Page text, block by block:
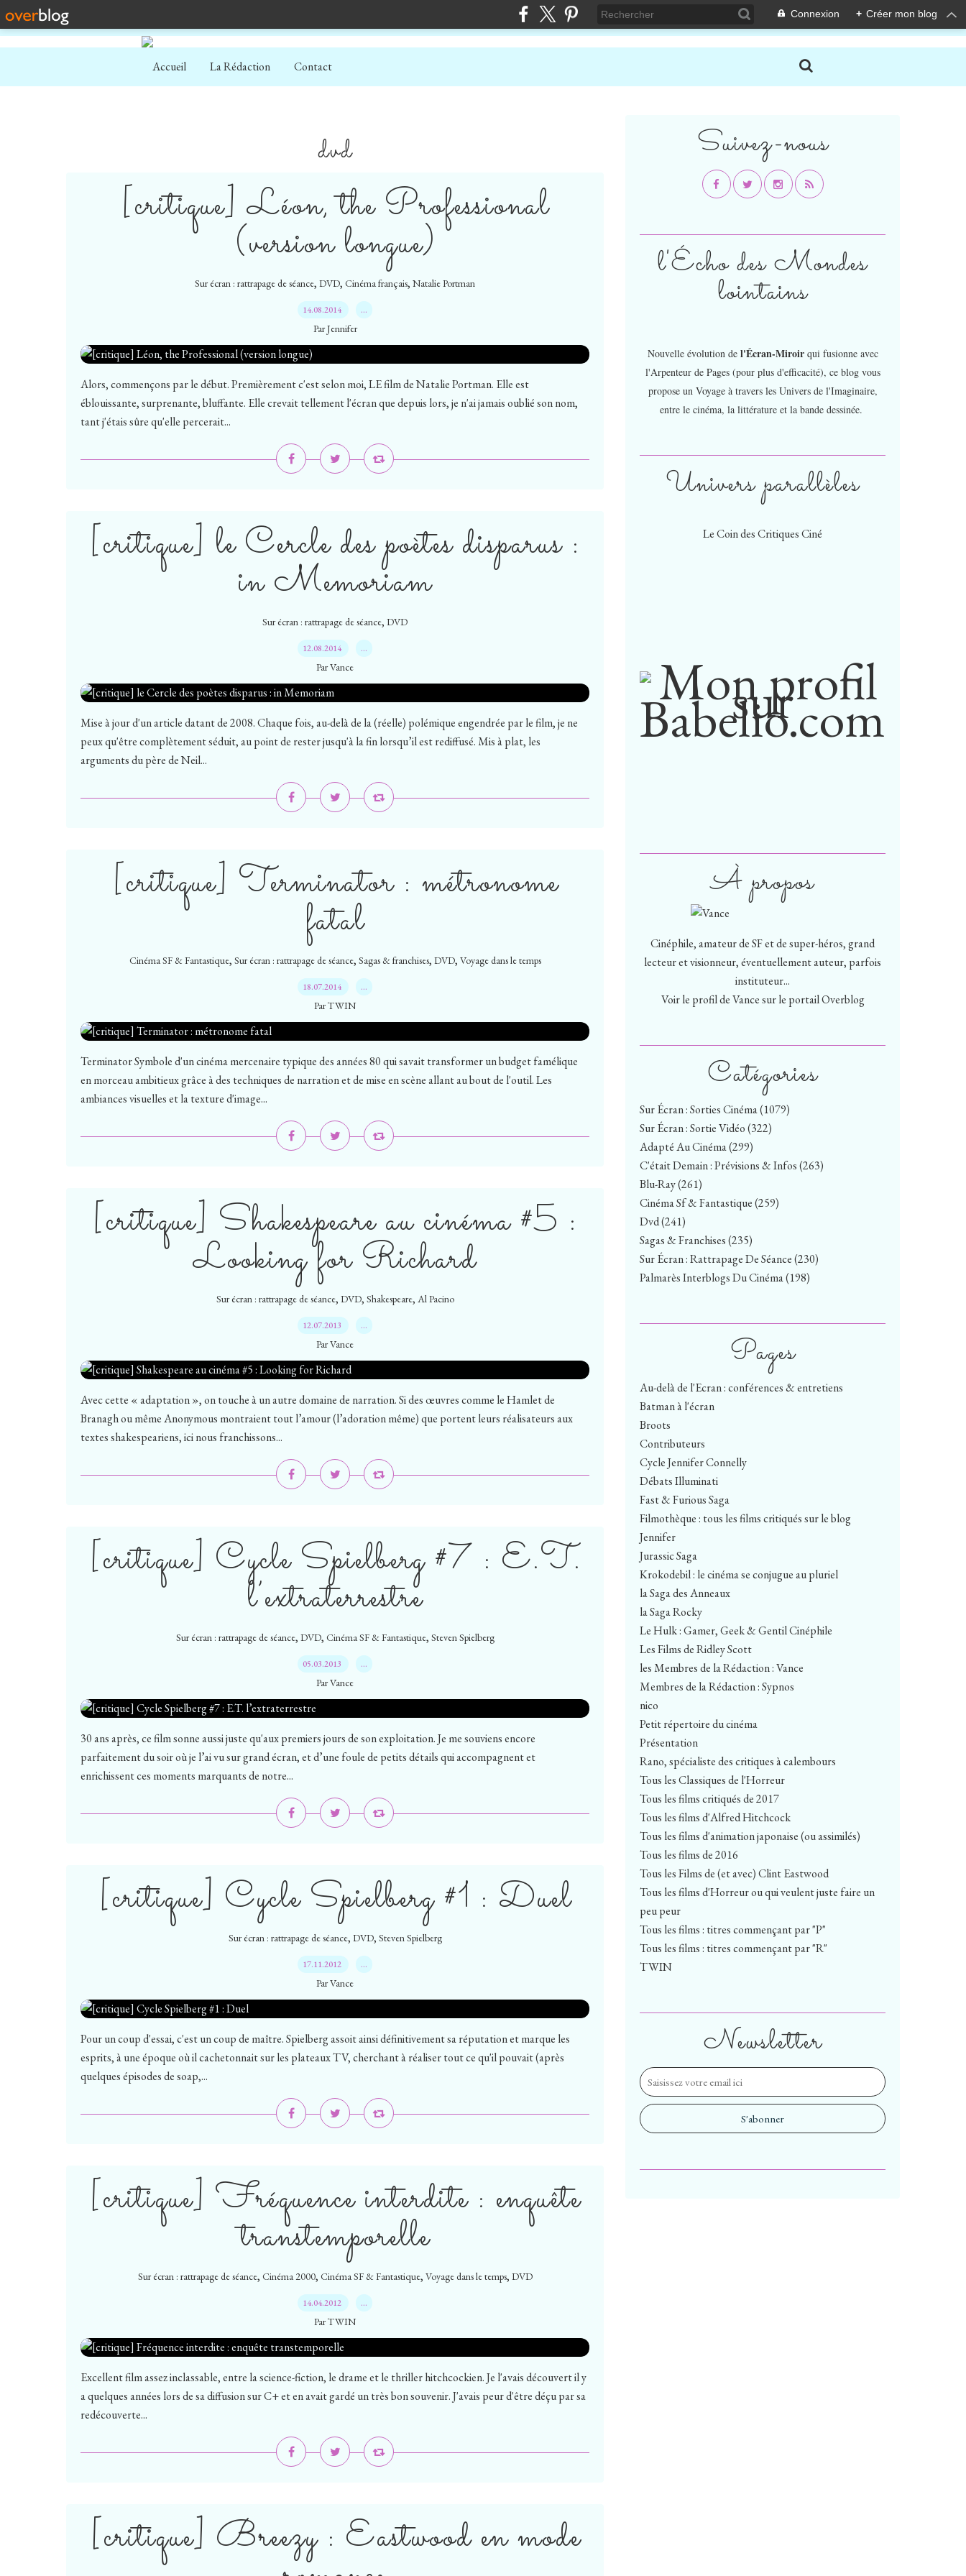
Connexion + Créer mon blog
Accueil La Rédaction Contact
dvd
[critique] Léon, the Professional
(version longue)
Sur écran : rattrapage de séance, DVD, Cinéma français, Natalie Portman
14.08.2014 …
Par Jennifer
Alors, commençons par le début. Premièrement c'est selon moi, LE film de Natalie Portman. Elle est
éblouissante, surprenante, bluffante. Elle crevait tellement l'écran que depuis lors, je n'ai jamais oublié son nom,
tant j'étais sûre qu'elle percerait...
[critique] le Cercle des poètes disparus :
in Memoriam
Sur écran : rattrapage de séance, DVD
12.08.2014 …
Par Vance
Mise à jour d'un article datant de 2008. Chaque fois, au-delà de la (réelle) polémique engendrée par le film, je ne
peux qu'être complètement séduit, au point de rester jusqu'à la fin lorsqu’il est rediffusé. Mis à plat, les
arguments du père de Neil...
[critique] Terminator : métronome
fatal
Cinéma SF & Fantastique, Sur écran : rattrapage de séance, Sagas & franchises, DVD, Voyage dans le temps
18.07.2014 …
Par TWIN
Terminator Symbole d'un cinéma mercenaire typique des années 80 qui savait transformer un budget famélique
en morceau ambitieux grâce à des techniques de narration et de mise en scène allant au bout de l'outil. Les
ambiances visuelles et la texture d'image...
[critique] Shakespeare au cinéma #5 :
Looking for Richard
Sur écran : rattrapage de séance, DVD, Shakespeare, Al Pacino
12.07.2013 …
Par Vance
Avec cette « adaptation », on touche à un autre domaine de narration. Si des œuvres comme le Hamlet de
Branagh ou même Anonymous montraient tout l’amour (l’adoration même) que portent leurs réalisateurs aux
textes shakespeariens, ici nous franchissons...
[critique] Cycle Spielberg #7 : E.T.
l’extraterrestre
Sur écran : rattrapage de séance, DVD, Cinéma SF & Fantastique, Steven Spielberg
05.03.2013 …
Par Vance
30 ans après, ce film sonne aussi juste qu'aux premiers jours de son exploitation. Je me souviens encore
parfaitement du soir où je l’ai vu sur grand écran, et d’une foule de petits détails qui accompagnent et
enrichissent ces moments marquants de notre...
[critique] Cycle Spielberg #1 : Duel
Sur écran : rattrapage de séance, DVD, Steven Spielberg
17.11.2012 …
Par Vance
Pour un coup d'essai, c'est un coup de maître. Spielberg assoit ainsi définitivement sa réputation et marque les
esprits, à une époque où il cachetonnait sur les plateaux TV, cherchant à réaliser tout ce qu'il pouvait (après
quelques épisodes de soap,...
[critique] Fréquence interdite : enquête
transtemporelle
Sur écran : rattrapage de séance, Cinéma 2000, Cinéma SF & Fantastique, Voyage dans le temps, DVD
14.04.2012 …
Par TWIN
Excellent film assez inclassable, entre la science-fiction, le drame et le thriller hitchcockien. Je l'avais découvert il y
a quelques années lors de sa diffusion sur C+ et en avait gardé un très bon souvenir. J'avais peur d'être déçu par sa
redécouverte...
[critique] Breezy : Eastwood en mode
Newsletter
Catégories
Sur Écran : Sorties Cinéma(1079)
Sur Écran : Sortie Vidéo(322)
Adapté Au Cinéma(299)
C'était Demain : Prévisions & Infos(263)
Blu-Ray(261)
Cinéma Sf & Fantastique(259)
Dvd(241)
Sagas & Franchises(235)
Sur Écran : Rattrapage De Séance(230)
Palmarès Interblogs Du Cinéma(198)
Pages
Au-delà de l'Ecran : conférences & entretiens
Batman à l'écran
Broots
Contributeurs
Cycle Jennifer Connelly
Débats Illuminati
Fast & Furious Saga
Filmothèque : tous les films critiqués sur le blog
Jennifer
Jurassic Saga
Krokodebil : le cinéma se conjugue au pluriel
la Saga des Anneaux
la Saga Rocky
Le Hulk : Gamer, Geek & Gentil Cinéphile
Les Films de Ridley Scott
les Membres de la Rédaction : Vance
Membres de la Rédaction : Sypnos
nico
Petit répertoire du cinéma
Présentation
Rano, spécialiste des critiques à calembours
Tous les Classiques de l'Horreur
Tous les films critiqués de 2017
Tous les films d'Alfred Hitchcock
Tous les films d'animation japonaise (ou assimilés)
Tous les films de 2016
Tous les Films de (et avec) Clint Eastwood
Tous les films d'Horreur ou qui veulent juste faire un
peu peur
Tous les films : titres commençant par "P"
Tous les films : titres commençant par "R"
TWIN
Suivez-nous
À propos
Cinéphile, amateur de SF et de super-héros, grand
lecteur et visionneur, éventuellement auteur, parfois
instituteur...
Voir le profil deVancesur le portail Overblog
Univers parallèles
Le Coin des Critiques Ciné
l'Écho des Mondes
lointains
Nouvelle évolution de l'Écran-Miroir qui fusionne avec
l'Arpenteur de Pages (pour plus d'efficacité), ce blog vous
propose un Voyage à travers les Univers de l'Imaginaire,
entre le cinéma, la littérature et la bande dessinée.